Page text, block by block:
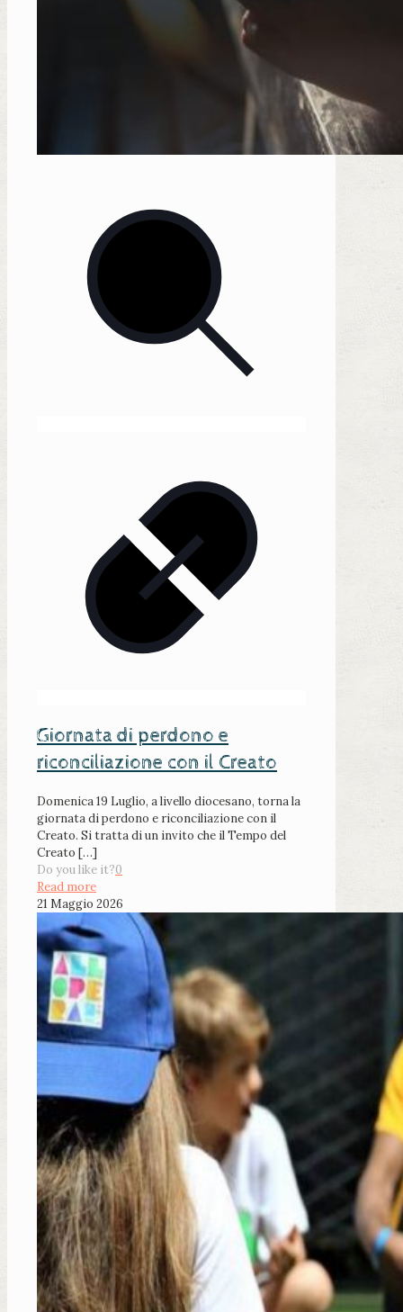
Giornata di perdono e
riconciliazione con il Creato
Domenica 19 Luglio, a livello diocesano, torna la
giornata di perdono e riconciliazione con il
Creato. Si tratta di un invito che il Tempo del
Creato […]
Do you like it?0
Read more
21 Maggio 2026